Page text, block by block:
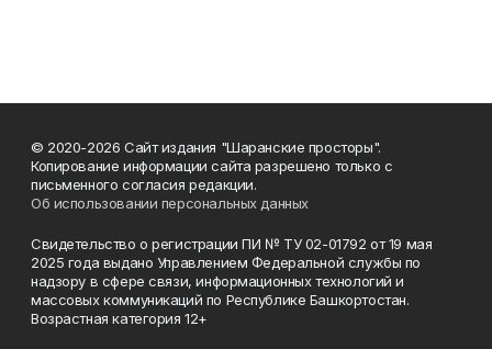
© 2020-2026 Сайт издания "Шаранские просторы".
Копирование информации сайта разрешено только с
письменного согласия редакции.
Об использовании персональных данных
Свидетельство о регистрации ПИ № ТУ 02-01792 от 19 мая
2025 года выдано Управлением Федеральной службы по
надзору в сфере связи, информационных технологий и
массовых коммуникаций по Республике Башкортостан.
Возрастная категория 12+